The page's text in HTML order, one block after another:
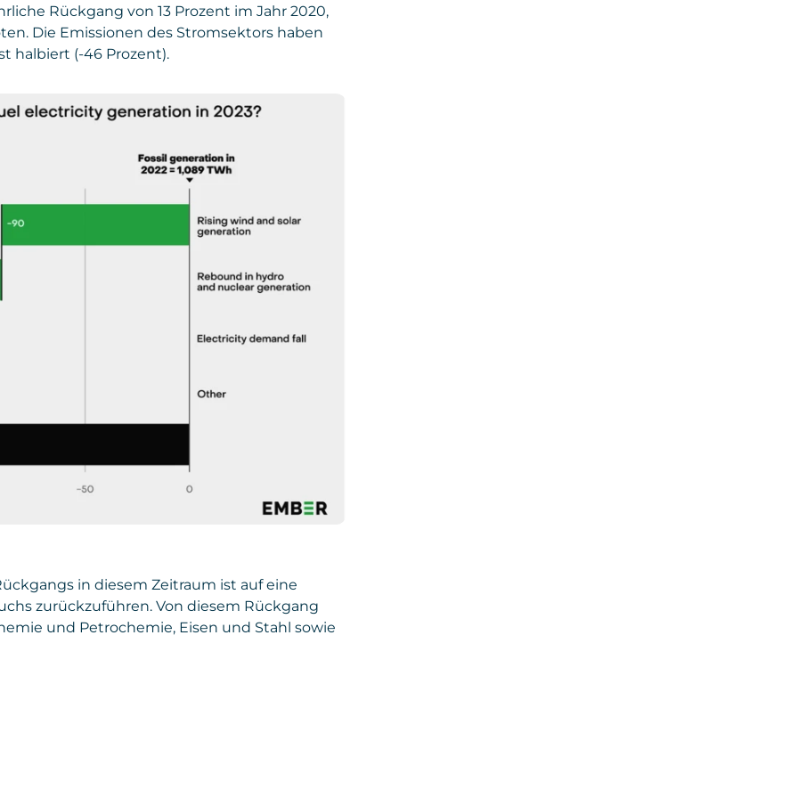
Rückgang von 13 Prozent im Jahr 2020,
Die Emissionen des Stromsektors haben
halbiert (-46 Prozent).
in diesem Zeitraum ist auf eine
zurückzuführen. Von diesem Rückgang
und Petrochemie, Eisen und Stahl sowie